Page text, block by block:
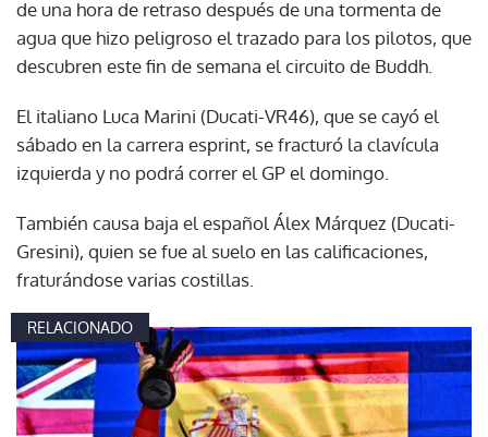
de una hora de retraso después de una tormenta de
agua que hizo peligroso el trazado para los pilotos, que
descubren este fin de semana el circuito de Buddh.
El italiano Luca Marini (Ducati-VR46), que se cayó el
sábado en la carrera esprint, se fracturó la clavícula
izquierda y no podrá correr el GP el domingo.
También causa baja el español Álex Márquez (Ducati-
Gresini), quien se fue al suelo en las calificaciones,
fraturándose varias costillas.
RELACIONADO